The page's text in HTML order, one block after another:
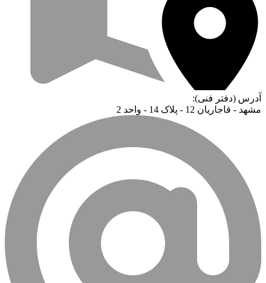
آدرس (دفتر فنی):
مشهد - قاجاریان 12 - پلاک 14 - واحد 2